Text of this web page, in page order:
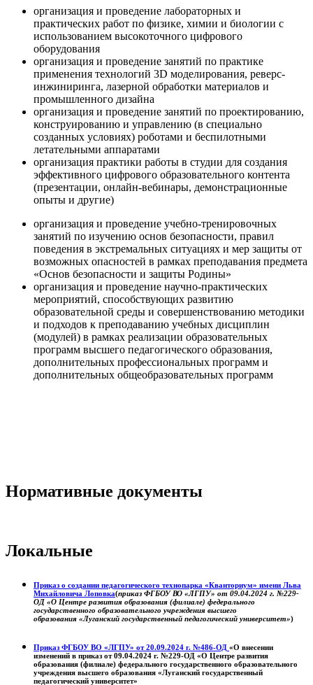
организация и проведение лабораторных и
практических работ по физике, химии и биологии с
использованием высокоточного цифрового
оборудования
организация и проведение занятий по практике
применения технологий 3D моделирования, реверс-
инжиниринга, лазерной обработки материалов и
промышленного дизайна
организация и проведение занятий по проектированию,
конструированию и управлению (в специально
созданных условиях) роботами и беспилотными
летательными аппаратами
организация практики работы в студии для создания
эффективного цифрового образовательного контента
(презентации, онлайн-вебинары, демонстрационные
опыты и другие)
организация и проведение учебно-тренировочных
занятий по изучению основ безопасности, правил
поведения в экстремальных ситуациях и мер защиты от
возможных опасностей в рамках преподавания предмета
«Основ безопасности и защиты Родины»
организация и проведение научно-практических
мероприятий, способствующих развитию
образовательной среды и совершенствованию методики
и подходов к преподаванию учебных дисциплин
(модулей) в рамках реализации образовательных
программ высшего педагогического образования,
дополнительных профессиональных программ и
дополнительных общеобразовательных программ
Нормативные документы
Локальные
Приказ о создании педагогического технопарка «Кванториум» имени Льва
Михайловича Лоповка(приказ ФГБОУ ВО «ЛГПУ» от 09.04.2024 г. №229-
ОД «О Центре развития образования (филиале) федерального
государственного образовательного учреждения высшего
образования «Луганский государственный педагогический университет»)
Приказ ФГБОУ ВО «ЛГПУ» от 20.09.2024 г. №486-ОД «О внесении
изменений в приказ от 09.04.2024 г. №229-ОД «О Центре развития
образования (филиале) федерального государственного образовательного
учреждения высшего образования «Луганский государственный
педагогический университет»